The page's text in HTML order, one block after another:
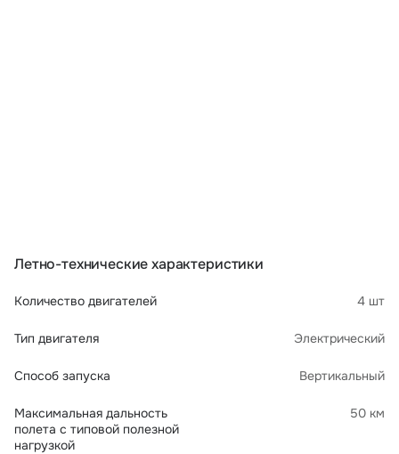
Летно-технические характеристики
Количество двигателей 4 шт
Тип двигателя Электрический
Способ запуска Вертикальный
Максимальная дальность
полета с типовой полезной
нагрузкой
50 км